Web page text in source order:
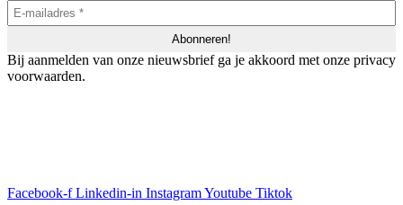
Bij aanmelden van onze nieuwsbrief ga je akkoord met onze privacy
voorwaarden.
Facebook-f Linkedin-in InstagramYoutube Tiktok